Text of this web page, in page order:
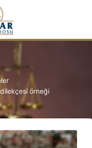
|
örneği